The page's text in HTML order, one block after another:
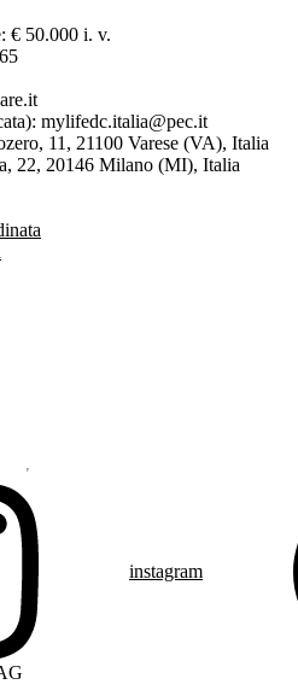
€ 50.000 i. v.
mylifedc.italia@pec.it
11, 21100 Varese (VA), Italia
22, 20146 Milano (MI), Italia
instagram